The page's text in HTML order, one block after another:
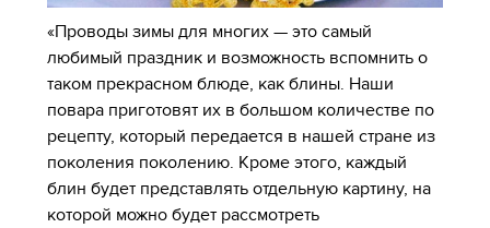
«Проводы зимы для многих — это самый
любимый праздник и возможность вспомнить о
таком прекрасном блюде, как блины. Наши
повара приготовят их в большом количестве по
рецепту, который передается в нашей стране из
поколения поколению. Кроме этого, каждый
блин будет представлять отдельную картину, на
которой можно будет рассмотреть